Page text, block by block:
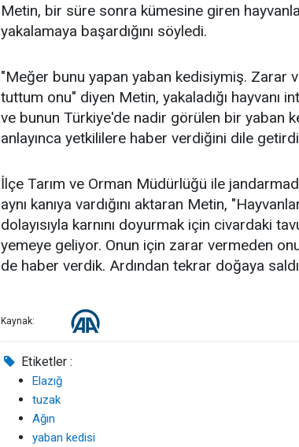
Metin, bir süre sonra kümesine giren
yakalamaya başardığını söyledi.
"Meğer bunu yapan yaban kedisiymiş. Zarar
tuttum onu" diyen Metin, yakaladığı hayvanı
ve bunun Türkiye'de nadir görülen bir yaban
anlayınca yetkililere haber verdiğini dile
İlçe Tarım ve Orman Müdürlüğü ile
aynı kanıya vardığını aktaran Metin,
dolayısıyla karnını doyurmak için civardaki
yemeye geliyor. Onun için zarar vermeden
de haber verdik. Ardından tekrar doğaya
Kaynak:
Etiketler :
Elazığ
tuzak
Ağın
yaban kedisi